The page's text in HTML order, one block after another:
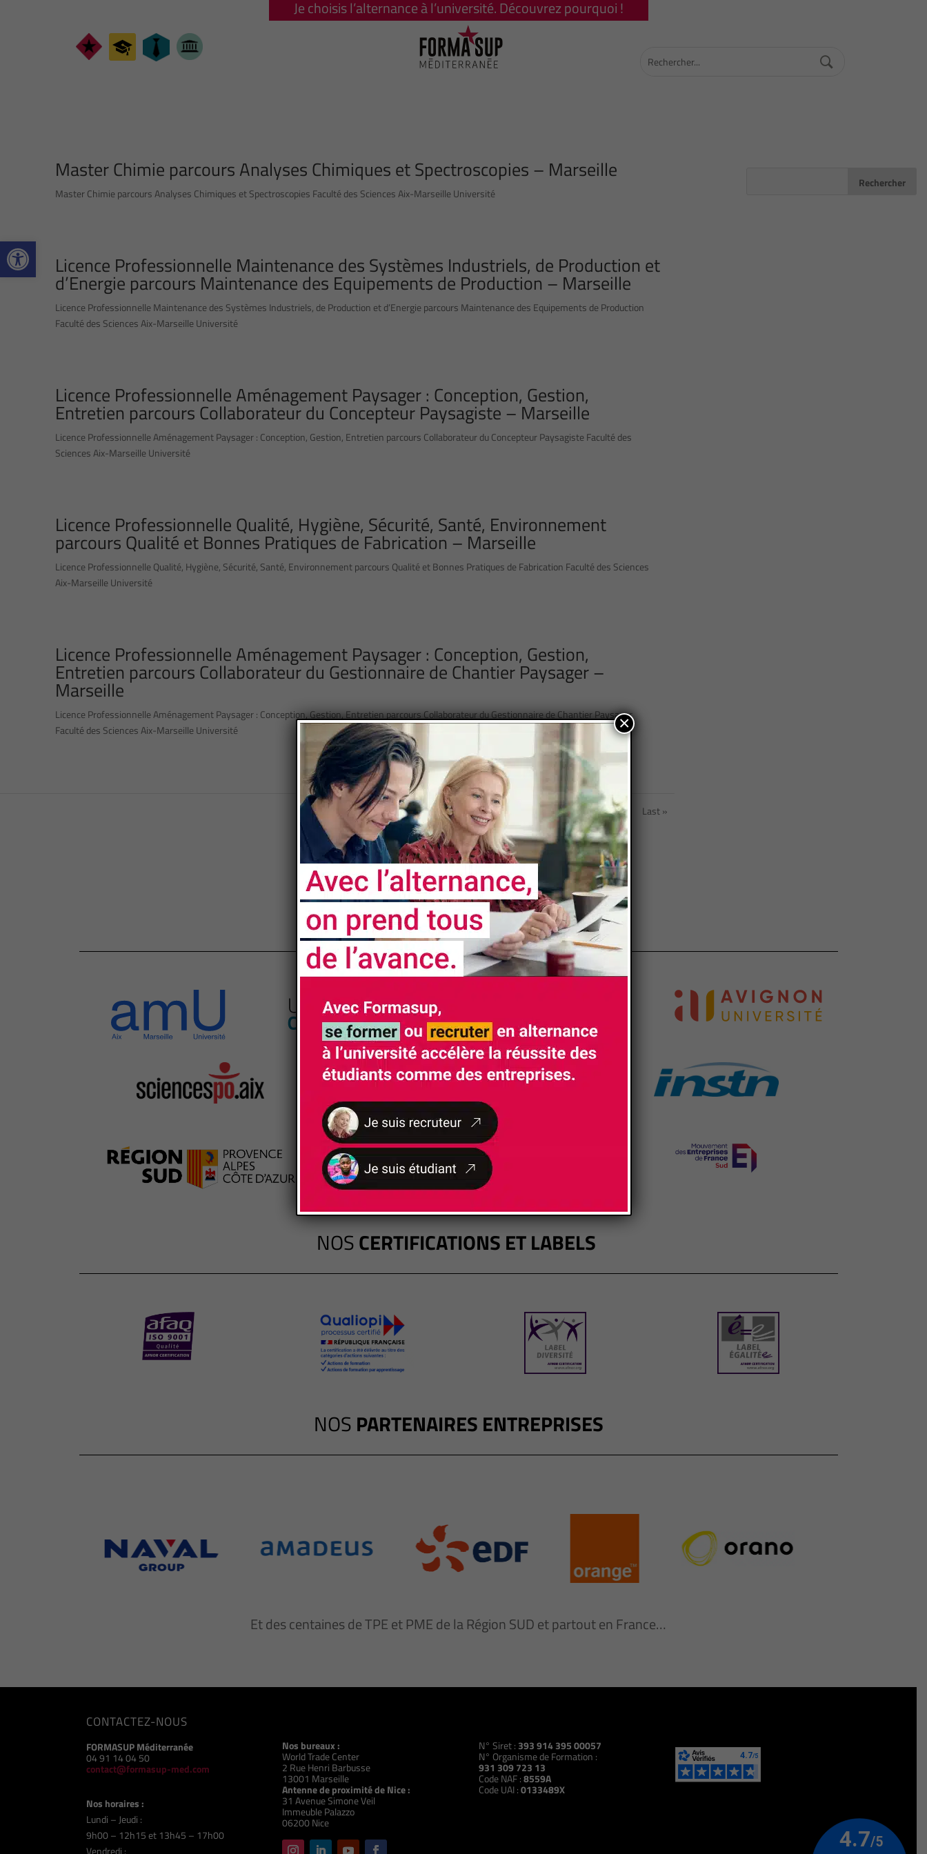
Ouvrir la barre d’outils
Je choisis l’alternance à l’université. Découvrez pourquoi !
Master Chimie parcours Analyses Chimiques et Spectroscopies – Marseille
Master Chimie parcours Analyses Chimiques et Spectroscopies Faculté des Sciences Aix-Marseille Université
Licence Professionnelle Maintenance des Systèmes Industriels, de Production et
d’Energie parcours Maintenance des Equipements de Production – Marseille
Licence Professionnelle Maintenance des Systèmes Industriels, de Production et d’Energie parcours Maintenance des Equipements de Production
Faculté des Sciences Aix-Marseille Université
Licence Professionnelle Aménagement Paysager : Conception, Gestion,
Entretien parcours Collaborateur du Concepteur Paysagiste – Marseille
Licence Professionnelle Aménagement Paysager : Conception, Gestion, Entretien parcours Collaborateur du Concepteur Paysagiste Faculté des
Sciences Aix-Marseille Université
Licence Professionnelle Qualité, Hygiène, Sécurité, Santé, Environnement
parcours Qualité et Bonnes Pratiques de Fabrication – Marseille
Licence Professionnelle Qualité, Hygiène, Sécurité, Santé, Environnement parcours Qualité et Bonnes Pratiques de Fabrication Faculté des Sciences
Aix-Marseille Université
Licence Professionnelle Aménagement Paysager : Conception, Gestion,
Entretien parcours Collaborateur du Gestionnaire de Chantier Paysager –
Marseille
Licence Professionnelle Aménagement Paysager : Conception, Gestion, Entretien parcours Collaborateur du Gestionnaire de Chantier Paysager
Faculté des Sciences Aix-Marseille Université
Page 2 of 16 « 2 3 ... 10 ... » Last »
NOSPARTENAIRES
NOSCERTIFICATIONS ET LABELS
NOS PARTENAIRES ENTREPRISES
Et des centaines de TPE et PME de la Région SUD et partout en France…
CONTACTEZ-NOUS
FORMASUP Méditerranée
04 91 14 04 50
contact@formasup-med.com
Nos horaires :
Lundi – Jeudi :
9h00 – 12h15 et 13h45 – 17h00
Vendredi :
Nos bureaux :
World Trade Center
2 Rue Henri Barbusse
13001 Marseille
Antenne de proximité de Nice :
31 Avenue Simone Veil
Immeuble Palazzo
06200 Nice
N° Siret : 393 914 395 00057
N° Organisme de Formation :
931 309 723 13
Code NAF :8559A
Code UAI :0133489X
×